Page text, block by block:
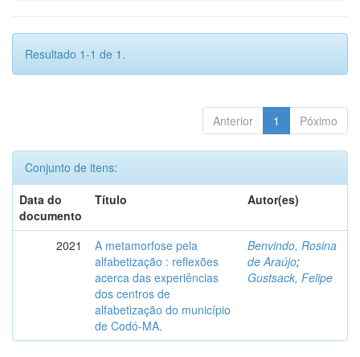
Resultado 1-1 de 1.
Anterior 1 Póximo
Conjunto de itens:
Data do
documento
Título Autor(es)
2021
A metamorfose pela
alfabetização : reflexões
acerca das experiências
dos centros de
alfabetização do município
de Codó-MA.
Benvindo, Rosina
de Araújo;
Gustsack, Felipe